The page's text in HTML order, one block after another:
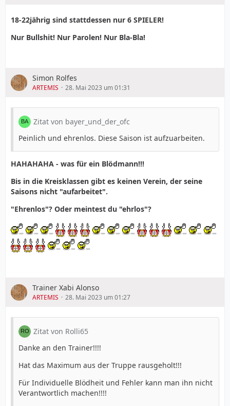
18-22jährig sind stattdessen nur 6 SPIELER!
Nur Bullshit! Nur Parolen! Nur Bla-Bla!
Simon Rolfes
ARTEMIS 28. Mai 2023 um 01:31
Zitat von bayer_und_der_ofc
Peinlich und ehrenlos. Diese Saison ist aufzuarbeiten.
HAHAHAHA - was für ein Blödmann!!!
Bis in die Kreisklassen gibt es keinen Verein, der seine
Saisons nicht "aufarbeitet".
"Ehrenlos"? Oder meintest du "ehrlos"?
Trainer Xabi Alonso
ARTEMIS 28. Mai 2023 um 01:27
Zitat von Rolli65
Danke an den Trainer!!!!
Hat das Maximum aus der Truppe rausgeholt!!!
Für Individuelle Blödheit und Fehler kann man ihn nicht
Verantwortlich machen!!!!